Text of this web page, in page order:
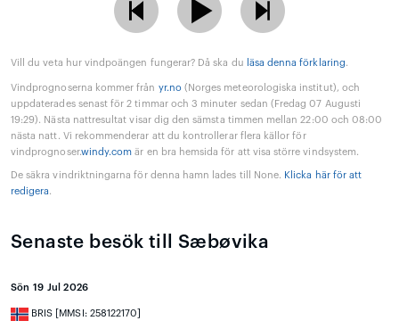
Vill du veta hur vindpoängen fungerar? Då ska du läsa denna förklaring.
Vindprognoserna kommer från yr.no (Norges meteorologiska institut), och
uppdaterades senast för 2 timmar och 3 minuter sedan (Fredag 07 Augusti
19:29). Nästa nattresultat visar dig den sämsta timmen mellan 22:00 och 08:00
nästa natt. Vi rekommenderar att du kontrollerar flera källor för
vindprognoser.windy.com är en bra hemsida för att visa större vindsystem.
De säkra vindriktningarna för denna hamn lades till None. Klicka här för att
redigera.
Senaste besök till Sæbøvika
Sön 19 Jul 2026
BRIS [MMSI: 258122170]